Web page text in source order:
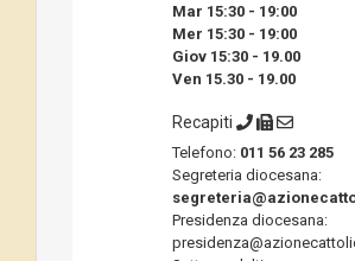
Mar 15:30 - 19:00
Mer 15:30 - 19:00
Giov 15:30 - 19.00
Ven 15.30 - 19.00
Recapiti
Telefono: 011 56 23 285
Segreteria diocesana:
Presidenza diocesana: